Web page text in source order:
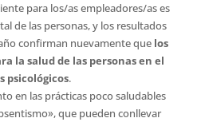
para los/as empleadores/as es
de las personas, y los resultados
confirman nuevamente que los
la salud de las personas en el
psicológicos.
en las prácticas poco saludables
que pueden conllevar